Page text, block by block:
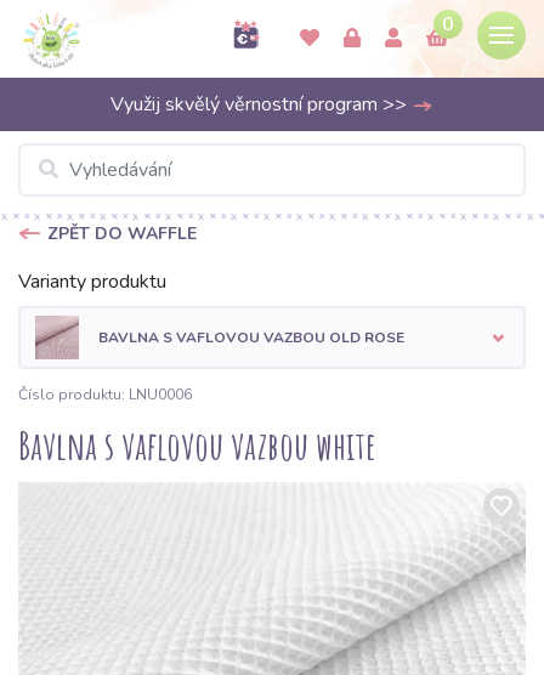
0
Využij skvělý věrnostní program >>
ZPĚT DO WAFFLE
Varianty produktu
BAVLNA S VAFLOVOU VAZBOU OLD ROSE
Číslo produktu: LNU0006
Bavlna s vaflovou vazbou white